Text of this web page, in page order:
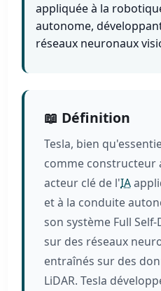
appliquée à la
autonome,
réseaux neuronaux
📖 Définition
Tesla, bien
comme constructeur
acteur clé de l'IA
et à la conduite
son système Full
sur des réseaux
entraînés sur des
LiDAR. Tesla